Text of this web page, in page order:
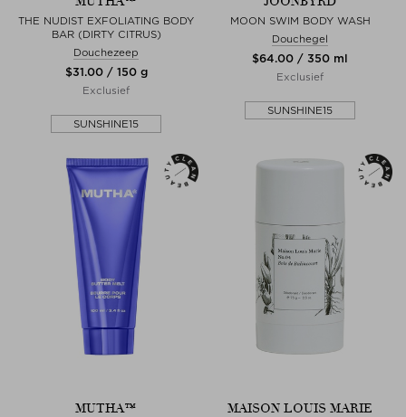
THE NUDIST EXFOLIATING BODY
BAR (DIRTY CITRUS)
Douchezeep
$‌31.00 / 150 g
Exclusief
SUNSHINE15
MOON SWIM BODY WASH
Douchegel
$‌64.00 / 350 ml
Exclusief
SUNSHINE15
MUTHA™ MAISON LOUIS MARIE